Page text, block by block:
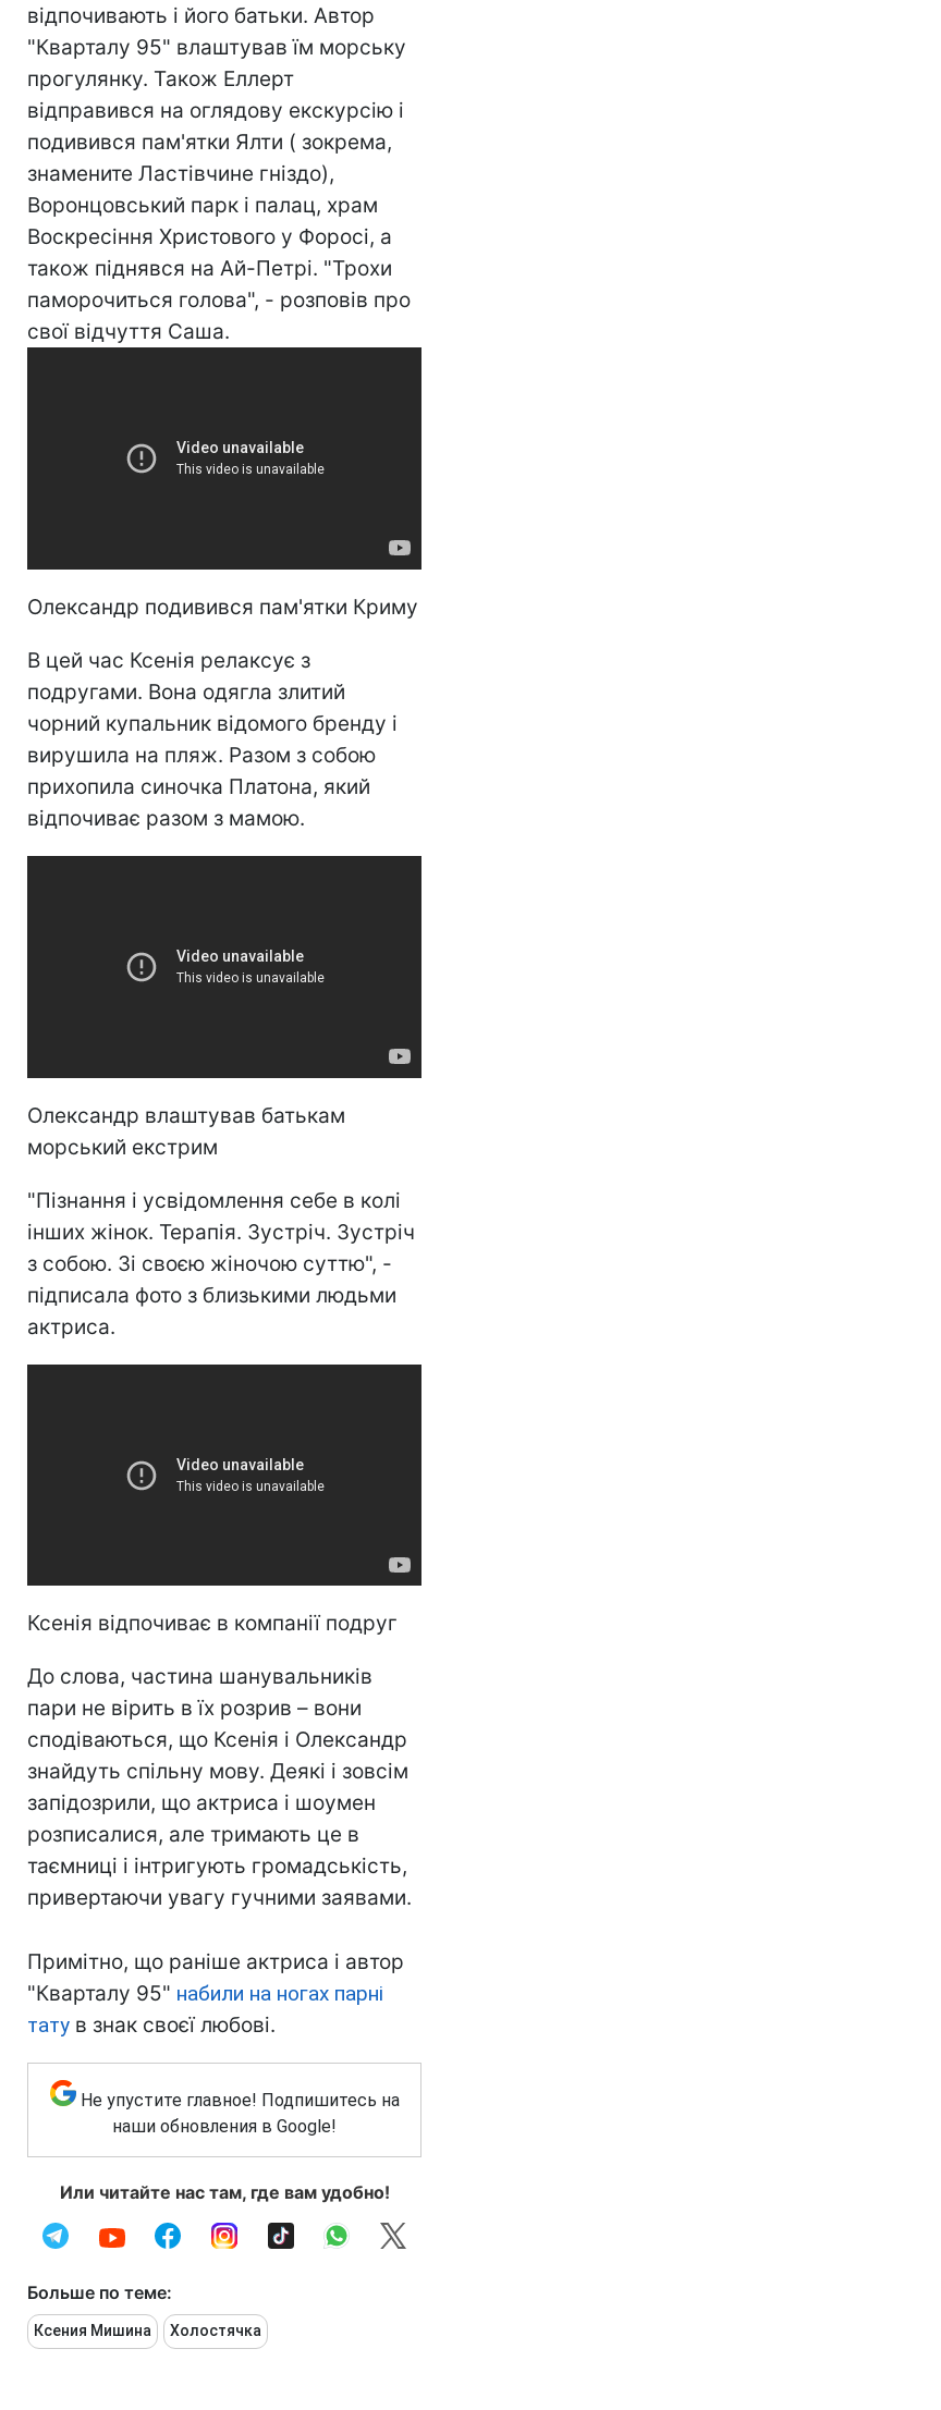
відпочивають і його батьки. Автор
"Кварталу 95" влаштував їм морську
прогулянку. Також Еллерт
відправився на оглядову екскурсію і
подивився пам'ятки Ялти ( зокрема,
знамените Ластівчине гніздо),
Воронцовський парк і палац, храм
Воскресіння Христового у Форосі, а
також піднявся на Ай-Петрі. "Трохи
паморочиться голова", - розповів про
свої відчуття Саша.
Олександр подивився пам'ятки Криму
В цей час Ксенія релаксує з
подругами. Вона одягла злитий
чорний купальник відомого бренду і
вирушила на пляж. Разом з собою
прихопила синочка Платона, який
відпочиває разом з мамою.
Олександр влаштував батькам
морський екстрим
"Пізнання і усвідомлення себе в колі
інших жінок. Терапія. Зустріч. Зустріч
з собою. Зі своєю жіночою суттю", -
підписала фото з близькими людьми
актриса.
Ксенія відпочиває в компанії подруг
До слова, частина шанувальників
пари не вірить в їх розрив – вони
сподіваються, що Ксенія і Олександр
знайдуть спільну мову. Деякі і зовсім
запідозрили, що актриса і шоумен
розписалися, але тримають це в
таємниці і інтригують громадськість,
привертаючи увагу гучними заявами.
Примітно, що раніше актриса і автор
"Кварталу 95" набили на ногах парні
тату в знак своєї любові.
Не упустите главное! Подпишитесь на
наши обновления в Google!
Или читайте нас там, где вам удобно!
Больше по теме:
Ксения Мишина Холостячка